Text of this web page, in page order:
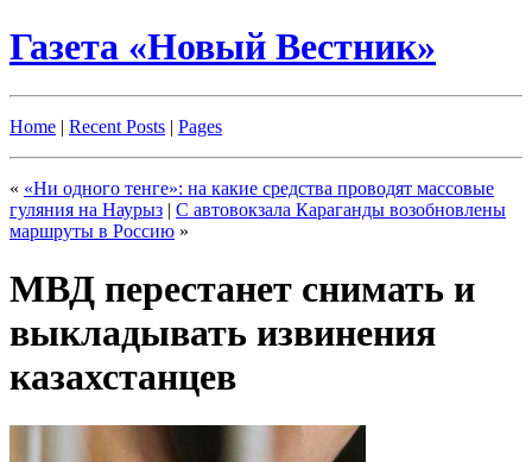
Газета «Новый Вестник»
Home | Recent Posts | Pages
« «Ни одного тенге»: на какие средства проводят массовые
гуляния на Наурыз | С автовокзала Караганды возобновлены
маршруты в Россию »
МВД перестанет снимать и
выкладывать извинения
казахстанцев